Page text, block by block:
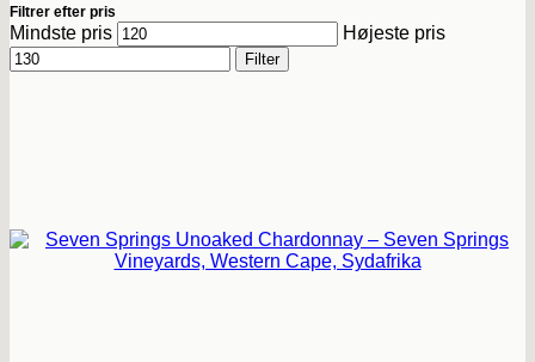
Filtrer efter pris
Mindste pris Højeste pris
Filter